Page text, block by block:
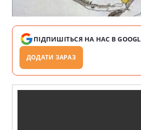
ПІДПИШІТЬСЯ НА НАС В
ДОДАТИ ЗАРАЗ